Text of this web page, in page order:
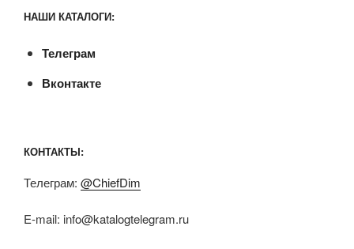
НАШИ КАТАЛОГИ:
Телеграм
Вконтакте
КОНТАКТЫ:
Телеграм: @ChiefDim
E-mail: info@katalogtelegram.ru